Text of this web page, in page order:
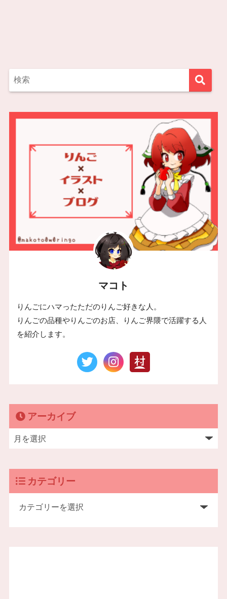
マコト
りんごにハマったただのりんご好きな人。
りんごの品種やりんごのお店、りんご界隈で活躍する人
を紹介します。
アーカイブ
カテゴリー